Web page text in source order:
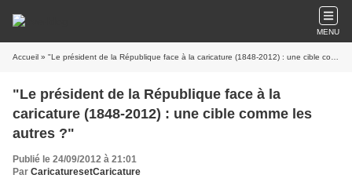
MENU
Accueil » "Le président de la République face à la caricature (1848-2012) : une cible comme les autres ?"
"Le président de la République face à la
caricature (1848-2012) : une cible comme les
autres ?"
Publié le 24/09/2012 à 21:01
Par CaricaturesetCaricature